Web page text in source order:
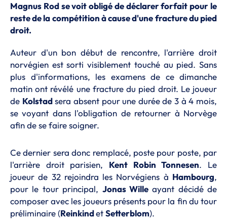
Magnus Rod se voit obligé de déclarer forfait pour le
reste de la compétition à cause d'une fracture du pied
droit.
Auteur d'un bon début de rencontre, l'arrière droit
norvégien est sorti visiblement touché au pied. Sans
plus d'informations, les examens de ce dimanche
matin ont révélé une fracture du pied droit. Le joueur
de Kolstadsera absent pour une durée de 3 à 4 mois,
se voyant dans l'obligation de retourner à Norvège
afin de se faire soigner.
Ce dernier sera donc remplacé, poste pour poste, par
l'arrière droit parisien, Kent Robin Tonnesen. Le
joueur de 32 rejoindra les Norvégiens à Hambourg,
pour le tour principal, Jonas Willeayant décidé de
composer avec les joueurs présents pour la fin du tour
préliminaire (ReinkindetSetterblom).